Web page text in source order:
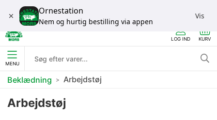
LOG IND KURV
MENU
Beklædning Arbejdstøj
Arbejdstøj
Ornestation
Nem og hurtig bestilling via appen
Vis